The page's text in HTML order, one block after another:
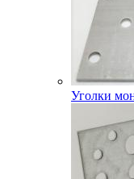
Уголки